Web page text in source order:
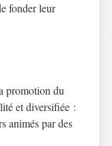
fonder leur
promotion du
et diversifiée :
animés par des